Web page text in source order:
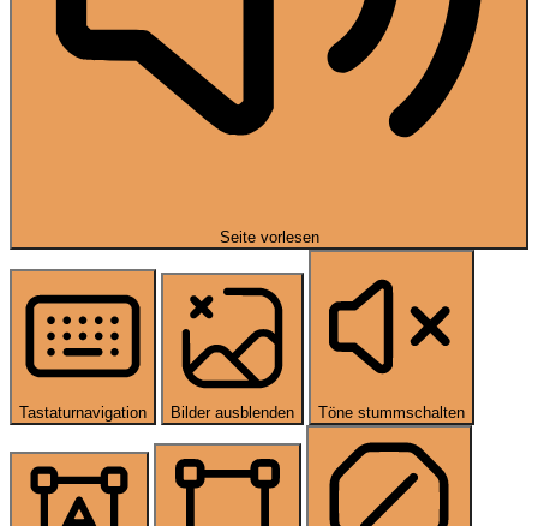
Seite vorlesen
Tastaturnavigation Bilder ausblenden Töne stummschalten